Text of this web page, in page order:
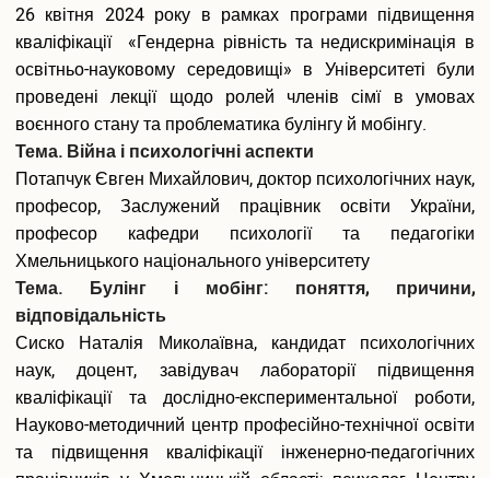
Акредитація
Внутрішня система забезпечення якості освіти
Етика, академічна доброчесність та антикорупційна
політика
Гендерна політика Університету
Газета ХУУП імені Леоніда Юзькова GAUDEAMUS
Меморіал пам'яті
Безпека освітнього середовища
Фотогалерея
Відеогалерея
Вступнику
Приймальна комісія
Відомості про провадження освітньої діяльності
Правила прийому в ХУУП імені Леоніда Юзькова
Кількість бюджетних місць регіонального замовлення
Переваги університету
Вартість навчання на контрактній основі
Освітні програми
26 квітня 2024 року в рамках програми підвищення
кваліфікації «Гендерна рівність та недискримінація в
освітньо-науковому середовищі» в Університеті були
проведені лекції щодо ролей членів сімї в умовах
воєнного стану та проблематика булінгу й мобінгу.
Тема. Війна і психологічні аспекти
Потапчук Євген Михайлович, доктор психологічних наук,
професор, Заслужений працівник освіти України,
професор кафедри психології та педагогіки
Хмельницького національного університету
Тема. Булінг і мобінг: поняття, причини,
відповідальність
Сиско Наталія Миколаївна, кандидат психологічних
наук, доцент, завідувач лабораторії підвищення
кваліфікації та дослідно-експериментальної роботи,
Науково-методичний центр професійно-технічної освіти
та підвищення кваліфікації інженерно-педагогічних